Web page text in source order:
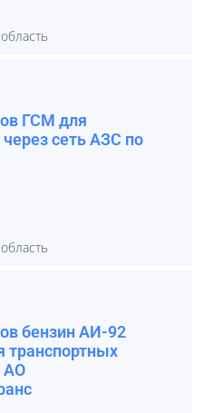
ГСМ для
сеть АЗС по
бензин АИ-92
транспортных
АО